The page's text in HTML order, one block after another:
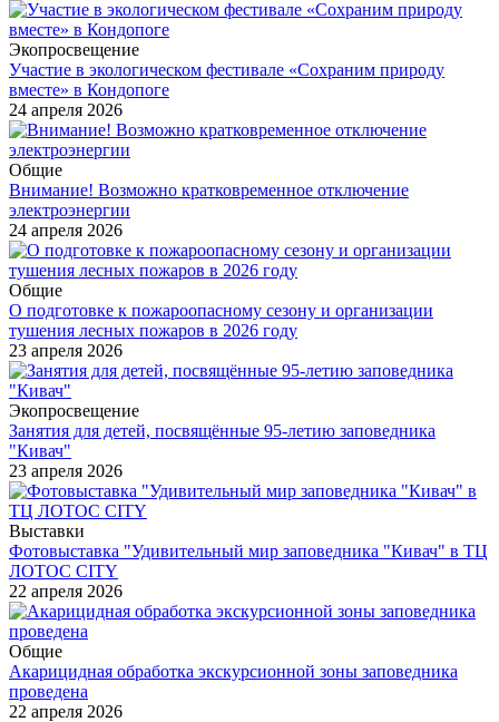
Экопросвещение
Участие в экологическом фестивале «Сохраним природу
вместе» в Кондопоге
24 апреля 2026
Общие
Внимание! Возможно кратковременное отключение
электроэнергии
24 апреля 2026
Общие
О подготовке к пожароопасному сезону и организации
тушения лесных пожаров в 2026 году
23 апреля 2026
Экопросвещение
Занятия для детей, посвящённые 95-летию заповедника
"Кивач"
23 апреля 2026
Выставки
Фотовыставка "Удивительный мир заповедника "Кивач" в ТЦ
ЛОТОС CITY
22 апреля 2026
Общие
Акарицидная обработка экскурсионной зоны заповедника
проведена
22 апреля 2026